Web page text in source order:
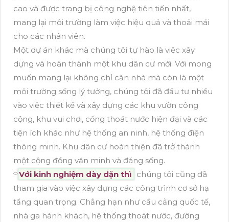
cao và được trang bị công nghệ tiên tiến nhất,
mang lại môi trường làm việc hiệu quả và thoải mái
cho các nhân viên.
Một dự án khác mà chúng tôi tự hào là việc xây
dựng và hoàn thành một khu dân cư mới. Với mong
muốn mang lại không chỉ căn nhà mà còn là một
môi trường sống lý tưởng, chúng tôi đã đầu tư nhiều
vào việc thiết kế và xây dựng các khu vườn công
cộng, khu vui chơi, cống thoát nước hiện đại và các
tiện ích khác như hệ thống an ninh, hệ thống điện
thông minh. Khu dân cư hoàn thiện đã trở thành
một cộng đồng văn minh và đáng sống.
⌔Với kinh nghiệm dày dặn thì chúng tôi cũng đã
tham gia vào việc xây dựng các công trình cơ sở hạ
tầng quan trọng. Chẳng hạn như cầu cảng quốc tế,
nhà ga hành khách, hệ thống thoát nước, đường